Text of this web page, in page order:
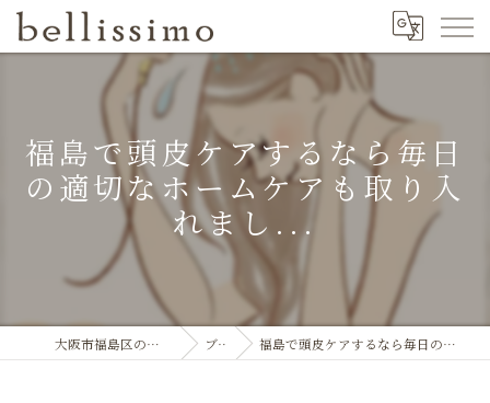
福島で頭皮ケアするなら毎日
の適切なホームケアも取り入
れまし...
大阪市福島区のエステならbellissimo ブログ 福島で頭皮ケアするなら毎日の適切なホームケアも取り入れまし...